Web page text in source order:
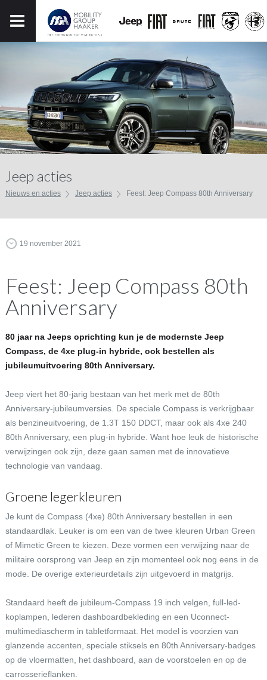
Jeep acties
Nieuws en acties Jeep acties Feest: Jeep Compass 80th Anniversary
19 november 2021
Feest: Jeep Compass 80th
Anniversary
80 jaar na Jeeps oprichting kun je de modernste Jeep
Compass, de 4xe plug-in hybride, ook bestellen als
jubileumuitvoering 80th Anniversary.
Jeep viert het 80-jarig bestaan van het merk met de 80th
Anniversary-jubileumversies. De speciale Compass is verkrijgbaar
als benzineuitvoering, de 1.3T 150 DDCT, maar ook als 4xe 240
80th Anniversary, een plug-in hybride. Want hoe leuk de historische
verwijzingen ook zijn, deze gaan samen met de innovatieve
technologie van vandaag.
Groene legerkleuren
Je kunt de Compass (4xe) 80th Anniversary bestellen in een
standaardlak. Leuker is om een van de twee kleuren Urban Green
of Mimetic Green te kiezen. Deze vormen een verwijzing naar de
militaire oorsprong van Jeep en zijn momenteel ook nog eens in de
mode. De overige exterieurdetails zijn uitgevoerd in matgrijs.
Standaard heeft de jubileum-Compass 19 inch velgen, full-led-
koplampen, lederen dashboardbekleding en een Uconnect-
multimediascherm in tabletformaat. Het model is voorzien van
glanzende accenten, speciale stiksels en 80th Anniversary-badges
op de vloermatten, het dashboard, aan de voorstoelen en op de
carrosserieflanken.